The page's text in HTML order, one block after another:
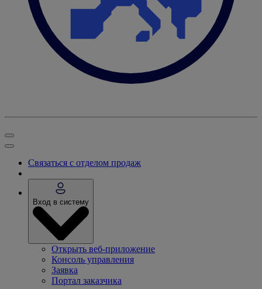
Связаться с отделом продаж
Вход в систему
Открыть веб-приложение
Консоль управления
Заявка
Портал заказчика